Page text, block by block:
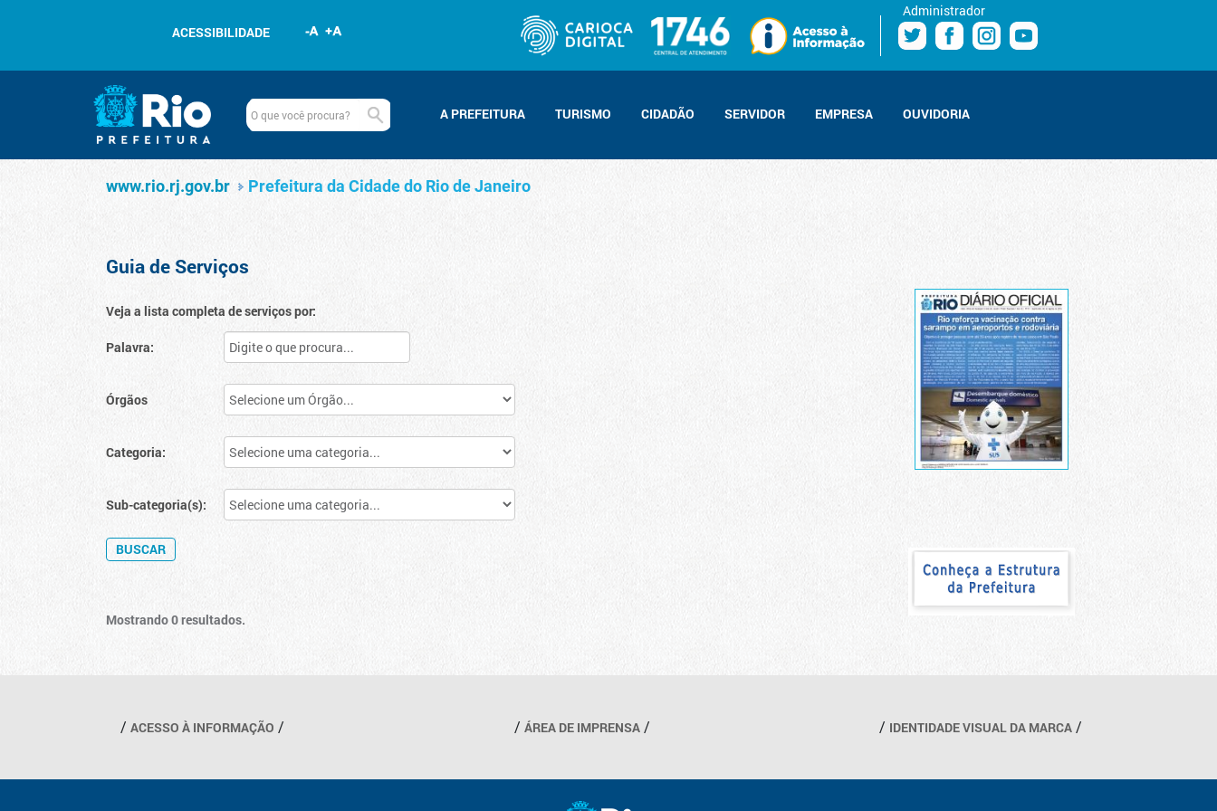
ACESSIBILIDADE
Administrador
Navegação
www.rio.rj.gov.br
Serviços
A PREFEITURA TURISMO CIDADÃO SERVIDOR EMPRESA OUVIDORIA
www.rio.rj.gov.br Prefeitura da Cidade do Rio de Janeiro
Guia de Serviços
Veja a lista completa de serviços por:
Palavra:
Órgãos
Categoria:
Sub-categoria(s):
Mostrando 0 resultados.
Outros links
ACESSO À INFORMAÇÃO ÁREA DE IMPRENSA IDENTIDADE VISUAL DA MARCA